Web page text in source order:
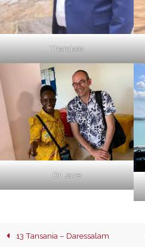
Tharcisse
Dr. Jane
13 Tansania – Daressalam